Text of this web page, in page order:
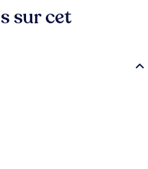
en forme et une salle de
que du bien en ce qui concerne
sur cet